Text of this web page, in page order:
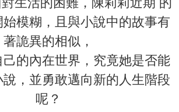
模糊，且與小說中的故事有
著詭異的相似，
的內在世界，究竟她是否能
，並勇敢邁向新的人生階段
呢？